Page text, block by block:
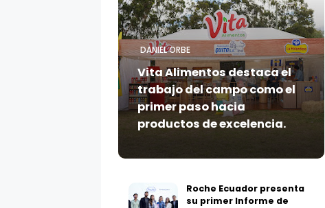
DANIEL ORBE
Vita Alimentos destaca el
trabajo del campo como el
primer paso hacia
productos de excelencia.
Roche Ecuador presenta
su primer Informe de